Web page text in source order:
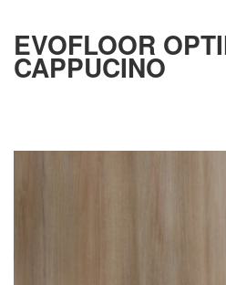
Укладка
EVOFLOOR
CAPPUCINO